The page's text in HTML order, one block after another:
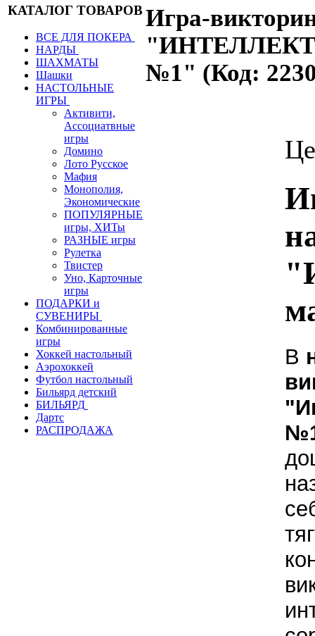
КАТАЛОГ ТОВАРОВ
ВСЕ ДЛЯ ПОКЕРА
НАРДЫ
ШАХМАТЫ
Шашки
НАСТОЛЬНЫЕ
ИГРЫ
Активити,
Ассоциатвные
игры
Домино
Лото Русское
Мафия
Монополия,
Экономические
ПОПУЛЯРНЫЕ
игры, ХИТы
РАЗНЫЕ игры
Рулетка
Твистер
Уно, Карточные
игры
ПОДАРКИ и
СУВЕНИРЫ
Комбинированные
игры
Хоккей настольный
Аэрохоккей
Футбол настольный
Бильярд детский
БИЛЬЯРД
Дартс
РАСПРОДАЖА
Игра-
№1" (Код:
В